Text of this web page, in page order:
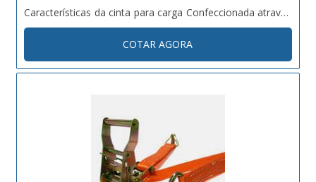
Características da cinta para carga Confeccionada através
do poliéster, material de alta resistência e ótima
durabilidade, a cinta para carga possui: Propriedade para
manter a seguranç...
COTAR AGORA